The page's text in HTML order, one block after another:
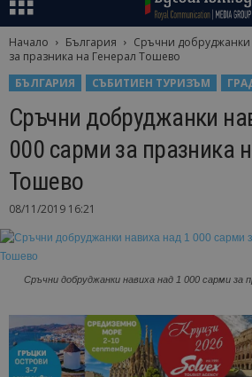
Начало България
Сръчни добруджанки
за празника на Генерал Тошево
БЪЛГАРИЯ
СЪБИТИЕН ТУРИЗЪМ
Сръчни добруджанки
000 сарми за празника
Тошево
08/11/2019 16:21
Сръчни добруджанки навиха над 1 000 сарми за